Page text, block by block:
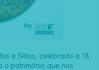
e Sítios, celebrado a 18
o património que nos